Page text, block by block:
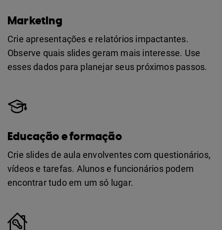
Marketing
Crie apresentações e relatórios impactantes.
Observe quais slides geram mais interesse. Use
esses dados para planejar seus próximos passos.
Educação e formação
Crie slides de aula envolventes com questionários,
vídeos e tarefas. Alunos e funcionários podem
encontrar tudo em um só lugar.